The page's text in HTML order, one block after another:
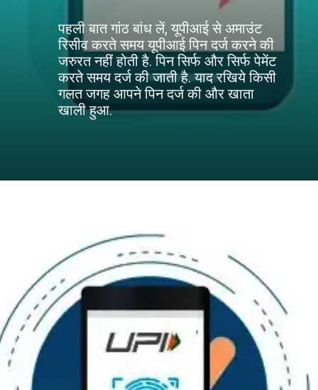
पहली बात गांठ बांध लें, यूपीआई से अमाउंट
रिसीव करते समय यूपीआई पिन दर्ज करने की
जरुरत नहीं होती है. पिन सिर्फ और सिर्फ पेमेंट
करते समय दर्ज की जाती है. याद रखिये किसी
गलत जगह आपने पिन दर्ज की और खाता
खाली हुआ.